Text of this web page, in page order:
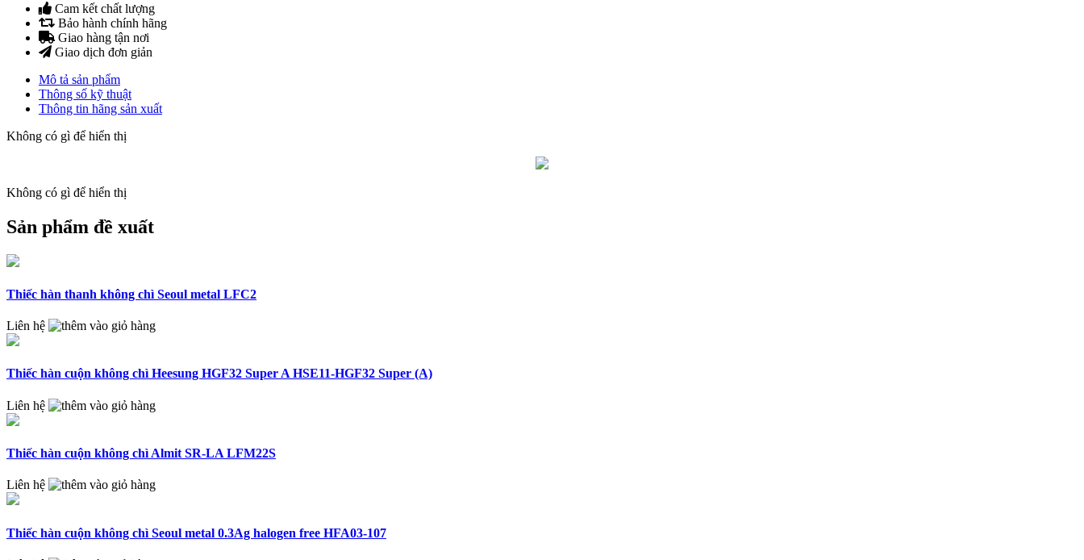
Cam kết chất lượng
Bảo hành chính hãng
Giao hàng tận nơi
Giao dịch đơn giản
Mô tả sản phẩm
Thông số kỹ thuật
Thông tin hãng sản xuất
Không có gì để hiển thị
Không có gì để hiển thị
Sản phẩm đề xuất
Thiếc hàn thanh không chì Seoul metal LFC2
Liên hệ
Thiếc hàn cuộn không chì Heesung HGF32 Super A HSE11-HGF32 Super (A)
Liên hệ
Thiếc hàn cuộn không chì Almit SR-LA LFM22S
Liên hệ
Thiếc hàn cuộn không chì Seoul metal 0.3Ag halogen free HFA03-107